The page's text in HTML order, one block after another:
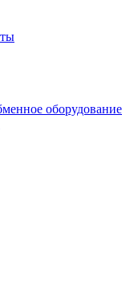
оборудование